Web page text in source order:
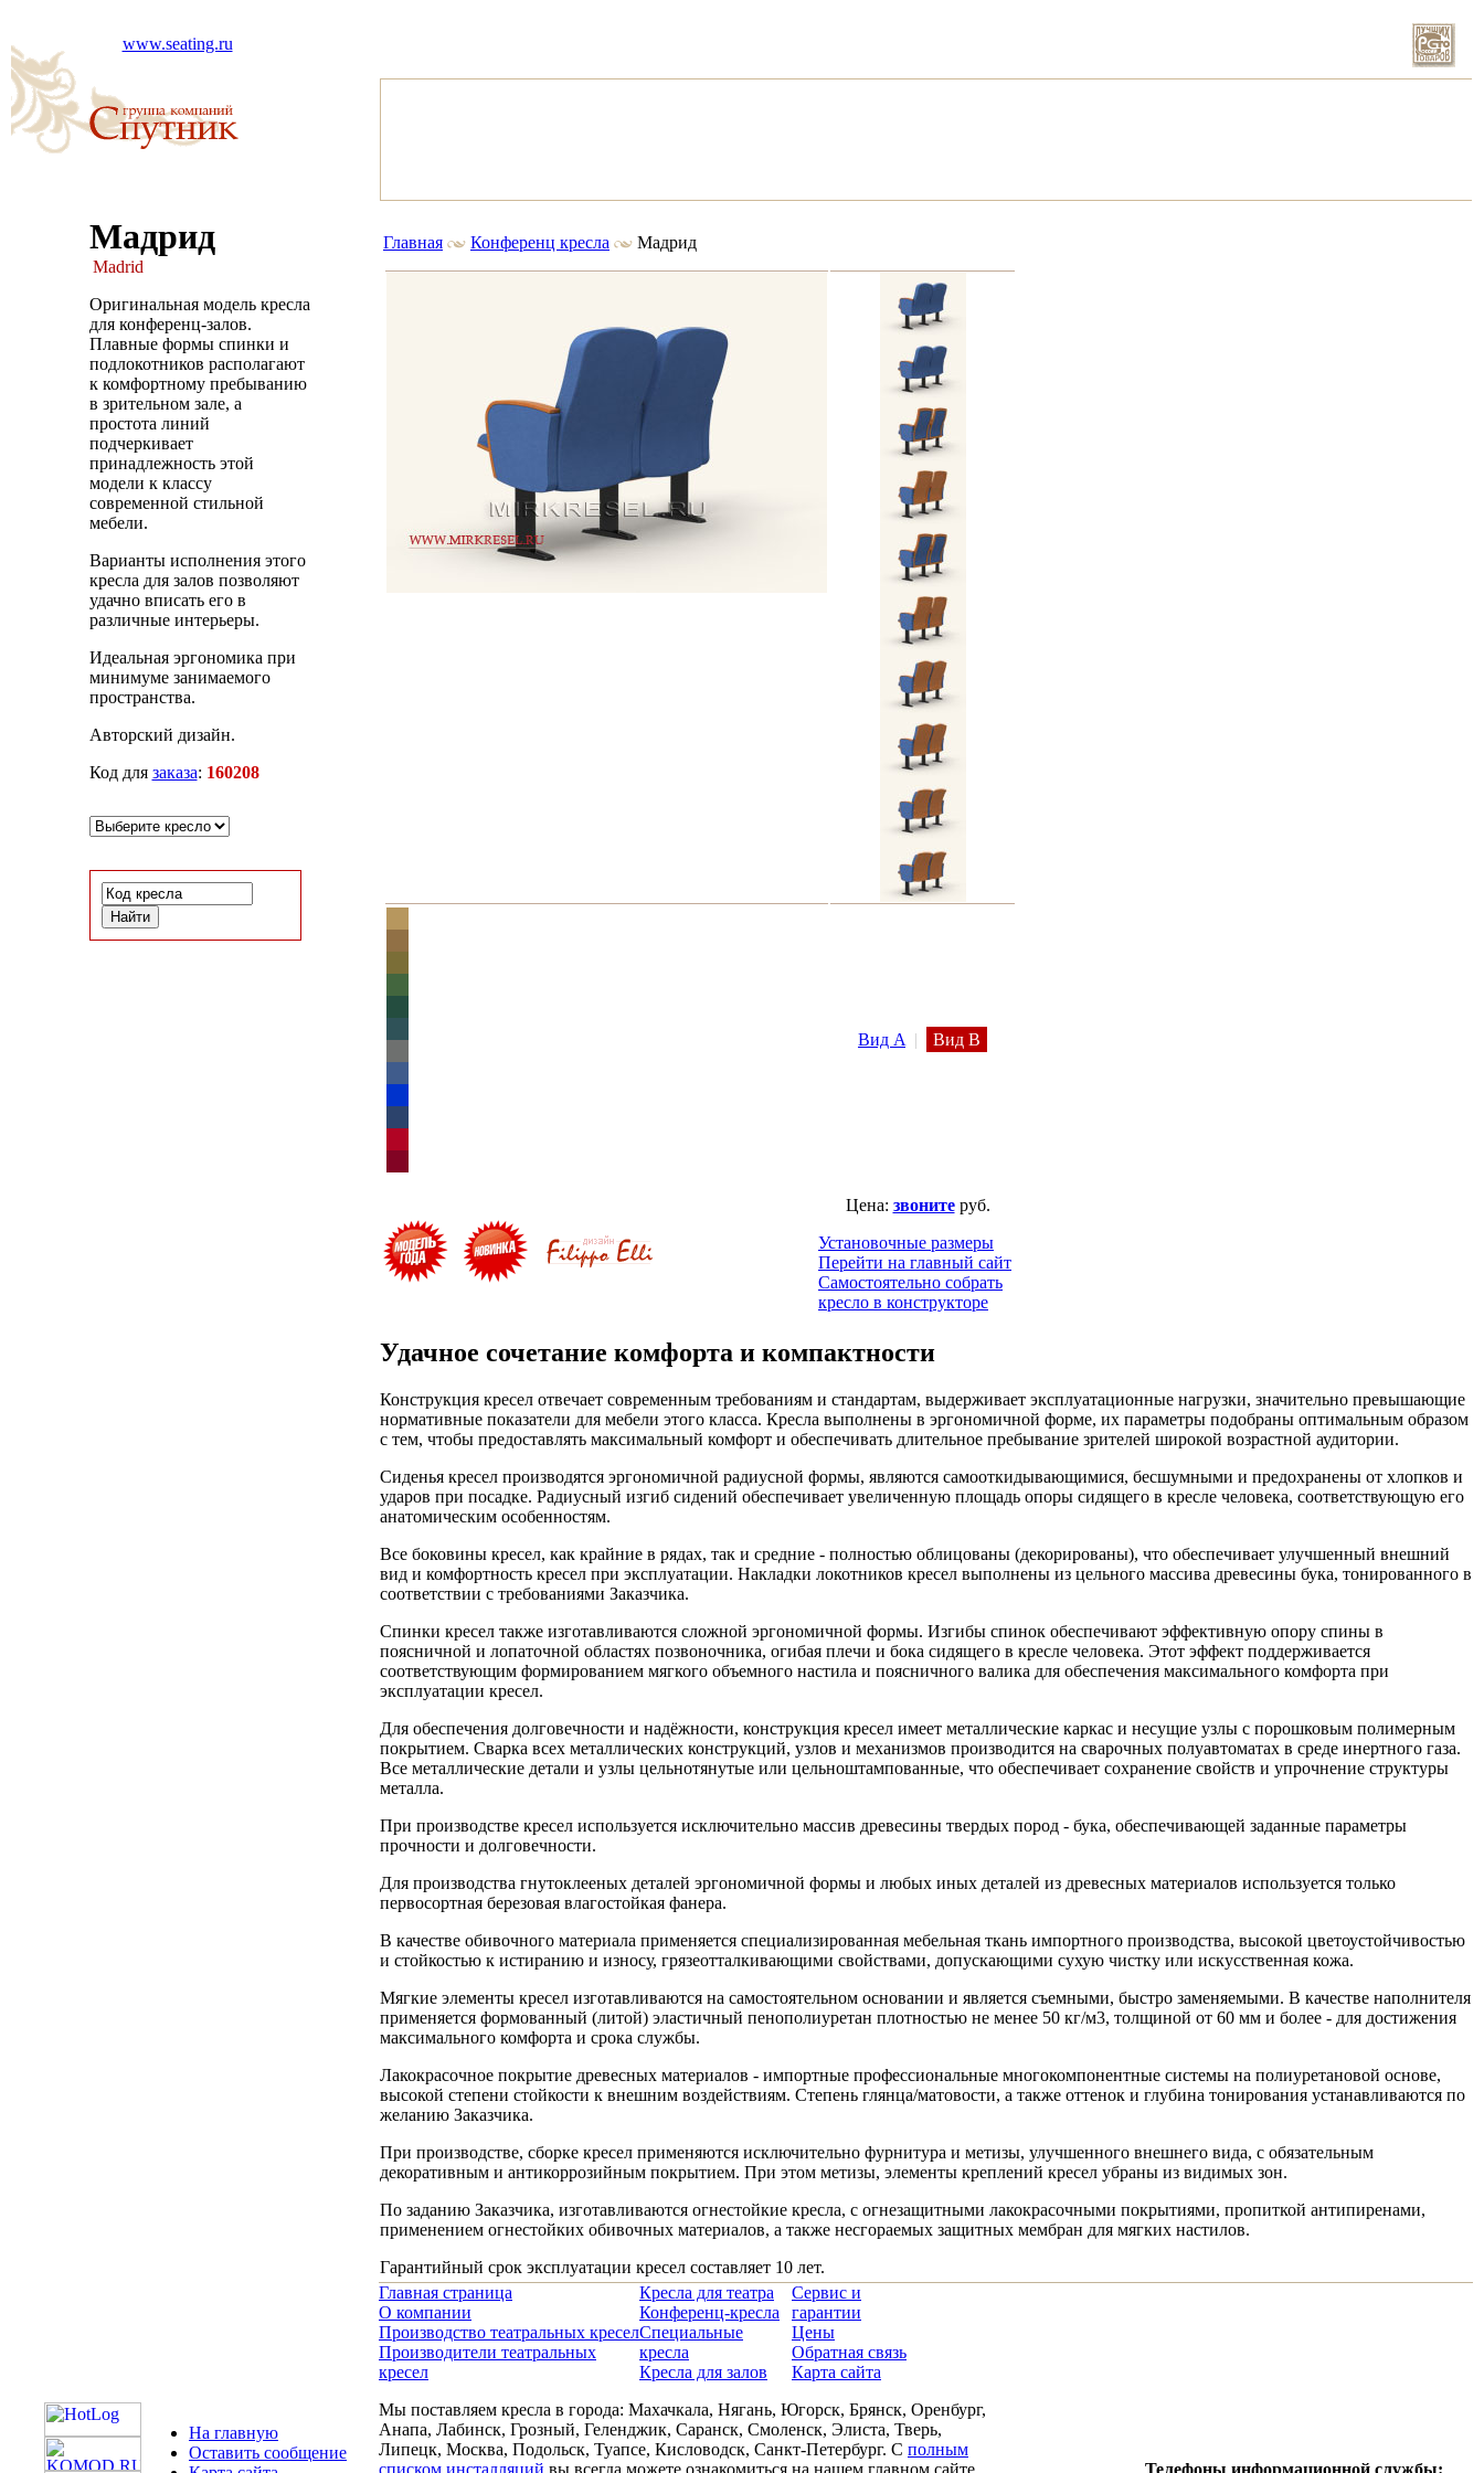
www.seating.ru
Мадрид
Madrid
Оригинальная модель кресла
для конференц-залов.
Плавные формы спинки и
подлокотников располагают
к комфортному пребыванию
в зрительном зале, а
простота линий
подчеркивает
принадлежность этой
модели к классу
современной стильной
мебели.
Варианты исполнения этого
кресла для залов позволяют
удачно вписать его в
различные интерьеры.
Идеальная эргономика при
минимуме занимаемого
пространства.
Авторский дизайн.
Код для заказа: 160208
Главная Конференц кресла Мадрид
Вид A | Вид B
Цена: звонитеруб.
Установочные размеры
Перейти на главный сайт
Самостоятельно собрать
кресло в конструкторе
Удачное сочетание комфорта и компактности
Конструкция кресел отвечает современным требованиям и стандартам, выдерживает эксплуатационные нагрузки, значительно превышающие
нормативные показатели для мебели этого класса. Кресла выполнены в эргономичной форме, их параметры подобраны оптимальным образом
с тем, чтобы предоставлять максимальный комфорт и обеспечивать длительное пребывание зрителей широкой возрастной аудитории.
Сиденья кресел производятся эргономичной радиусной формы, являются самооткидывающимися, бесшумными и предохранены от хлопков и
ударов при посадке. Радиусный изгиб сидений обеспечивает увеличенную площадь опоры сидящего в кресле человека, соответствующую его
анатомическим особенностям.
Все боковины кресел, как крайние в рядах, так и средние - полностью облицованы (декорированы), что обеспечивает улучшенный внешний
вид и комфортность кресел при эксплуатации. Накладки локотников кресел выполнены из цельного массива древесины бука, тонированного в
соответствии с требованиями Заказчика.
Спинки кресел также изготавливаются сложной эргономичной формы. Изгибы спинок обеспечивают эффективную опору спины в
поясничной и лопаточной областях позвоночника, огибая плечи и бока сидящего в кресле человека. Этот эффект поддерживается
соответствующим формированием мягкого объемного настила и поясничного валика для обеспечения максимального комфорта при
эксплуатации кресел.
Для обеспечения долговечности и надёжности, конструкция кресел имеет металлические каркас и несущие узлы с порошковым полимерным
покрытием. Сварка всех металлических конструкций, узлов и механизмов производится на сварочных полуавтоматах в среде инертного газа.
Все металлические детали и узлы цельнотянутые или цельноштампованные, что обеспечивает сохранение свойств и упрочнение структуры
металла.
При производстве кресел используется исключительно массив древесины твердых пород - бука, обеспечивающей заданные параметры
прочности и долговечности.
Для производства гнутоклееных деталей эргономичной формы и любых иных деталей из древесных материалов используется только
первосортная березовая влагостойкая фанера.
В качестве обивочного материала применяется специализированная мебельная ткань импортного производства, высокой цветоустойчивостью
и стойкостью к истиранию и износу, грязеотталкивающими свойствами, допускающими сухую чистку или искусственная кожа.
Мягкие элементы кресел изготавливаются на самостоятельном основании и является съемными, быстро заменяемыми. В качестве наполнителя
применяется формованный (литой) эластичный пенополиуретан плотностью не менее 50 кг/м3, толщиной от 60 мм и более - для достижения
максимального комфорта и срока службы.
Лакокрасочное покрытие древесных материалов - импортные профессиональные многокомпонентные системы на полиуретановой основе,
высокой степени стойкости к внешним воздействиям. Степень глянца/матовости, а также оттенок и глубина тонирования устанавливаются по
желанию Заказчика.
При производстве, сборке кресел применяются исключительно фурнитура и метизы, улучшенного внешнего вида, с обязательным
декоративным и антикоррозийным покрытием. При этом метизы, элементы креплений кресел убраны из видимых зон.
По заданию Заказчика, изготавливаются огнестойкие кресла, с огнезащитными лакокрасочными покрытиями, пропиткой антипиренами,
применением огнестойких обивочных материалов, а также несгораемых защитных мембран для мягких настилов.
Гарантийный срок эксплуатации кресел составляет 10 лет.
На главную
Оставить сообщение
Главная страница
О компании
Производство театральных кресел
Производители театральных
кресел
Кресла для театра
Конференц-кресла
Специальные
кресла
Кресла для залов
Сервис и
гарантии
Цены
Обратная связь
Карта сайта
Мы поставляем кресла в города: Махачкала, Нягань, Югорск, Брянск, Оренбург,
Анапа, Лабинск, Грозный, Геленджик, Саранск, Смоленск, Элиста, Тверь,
Липецк, Москва, Подольск, Туапсе, Кисловодск, Санкт-Петербург. С полным
списком инсталляций вы всегда можете ознакомиться на нашем главном сайте Телефоны информационной службы: